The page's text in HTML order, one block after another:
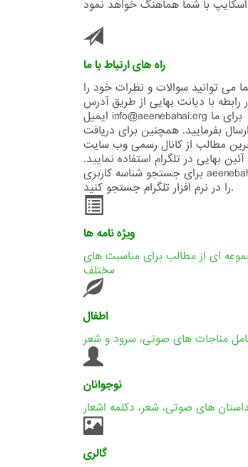
راه های ارتباط با ما
می توانید سوالات و نظرات خود را
رابطه با دیانت بهایی از طریق آدرس
ایمیل info@aeenebahai.org برای ما
ارسال بفرمایید. همچنین برای دریافت
مطالب از کانال رسمی وب سایت
آئین بهایی در تلگرام استفاده نمایید.
برای جستجو شناسه کاربری aeenebahai1
را در نرم افزار تلگرام جستجو کنید.
ویژه نامه ها
ای از مطالب برای مناسبت های
مختلف
اطفال
مناجات های صوتی، سرود و شعر
نوجوانان
داستان های صوتی، شعر، دکلمه اشعار
گالری